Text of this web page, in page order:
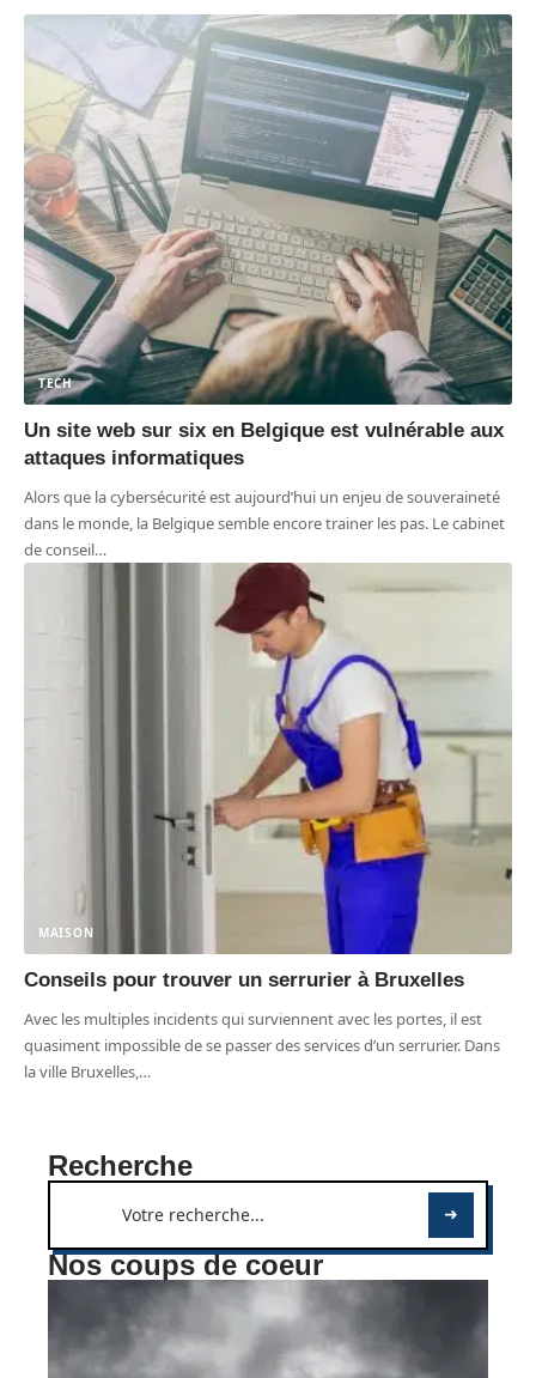
TECH
Un site web sur six en Belgique est vulnérable aux
attaques informatiques
Alors que la cybersécurité est aujourd’hui un enjeu de souveraineté
dans le monde, la Belgique semble encore trainer les pas. Le cabinet
de conseil…
MAISON
Conseils pour trouver un serrurier à Bruxelles
Avec les multiples incidents qui surviennent avec les portes, il est
quasiment impossible de se passer des services d’un serrurier. Dans
la ville Bruxelles,…
Recherche
Nos coups de coeur